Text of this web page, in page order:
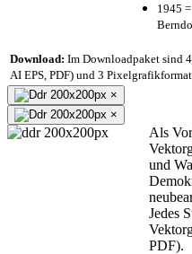
1945
Download: Im Downloadpaket sind
AI EPS, PDF) und 3
×
×
Als
und
Jedes
PDF).